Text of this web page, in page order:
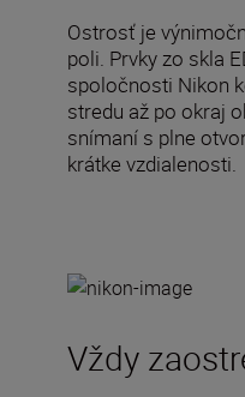
Ostrosť je
poli. Prvky zo skla
spoločnosti Nikon
stredu až po okraj
snímaní s plne
krátke vzdialenosti.
Vždy